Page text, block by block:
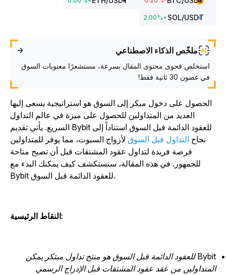
SOL/USDT
+
2.00%
ملخّص الذكاء الاصطناعي
استخلص فحوى محتوى المقال بسرعة، مستشعرًا معنويات السوق
في غضون 30 ثانية فقط!
الحصول على دخول مبكر إلى السوق هو استراتيجية يسعى إليها
العديد من المتداولين للحصول على ميزة في عالم التداول
السريع. يأتي تقديم Bybit للعقود الدائمة قبل السوق استناداً إلى
نجاحالتداول قبل السوقلأزواج السبوت، مما يوفر للمتداولين
فرصة فريدة لتداول عقود المشتقات قبل أن تصبح متاحة
للجمهور. في هذه المقالة، سنستكشف كيف يمكنك البدء مع
النقاط الرئيسية
Bybit للعقود الدائمة قبل السوق هو منتج تداول مبتكر يمكن
من عقد عقود المشتقات قبل الإدراج الرسمي